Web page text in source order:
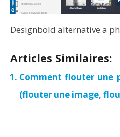
Designbold alternative a
Articles Similaires:
Comment flouter une
(flouter une image,